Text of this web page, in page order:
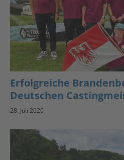
Erfolgreiche
Deutschen
28. Juli 2026